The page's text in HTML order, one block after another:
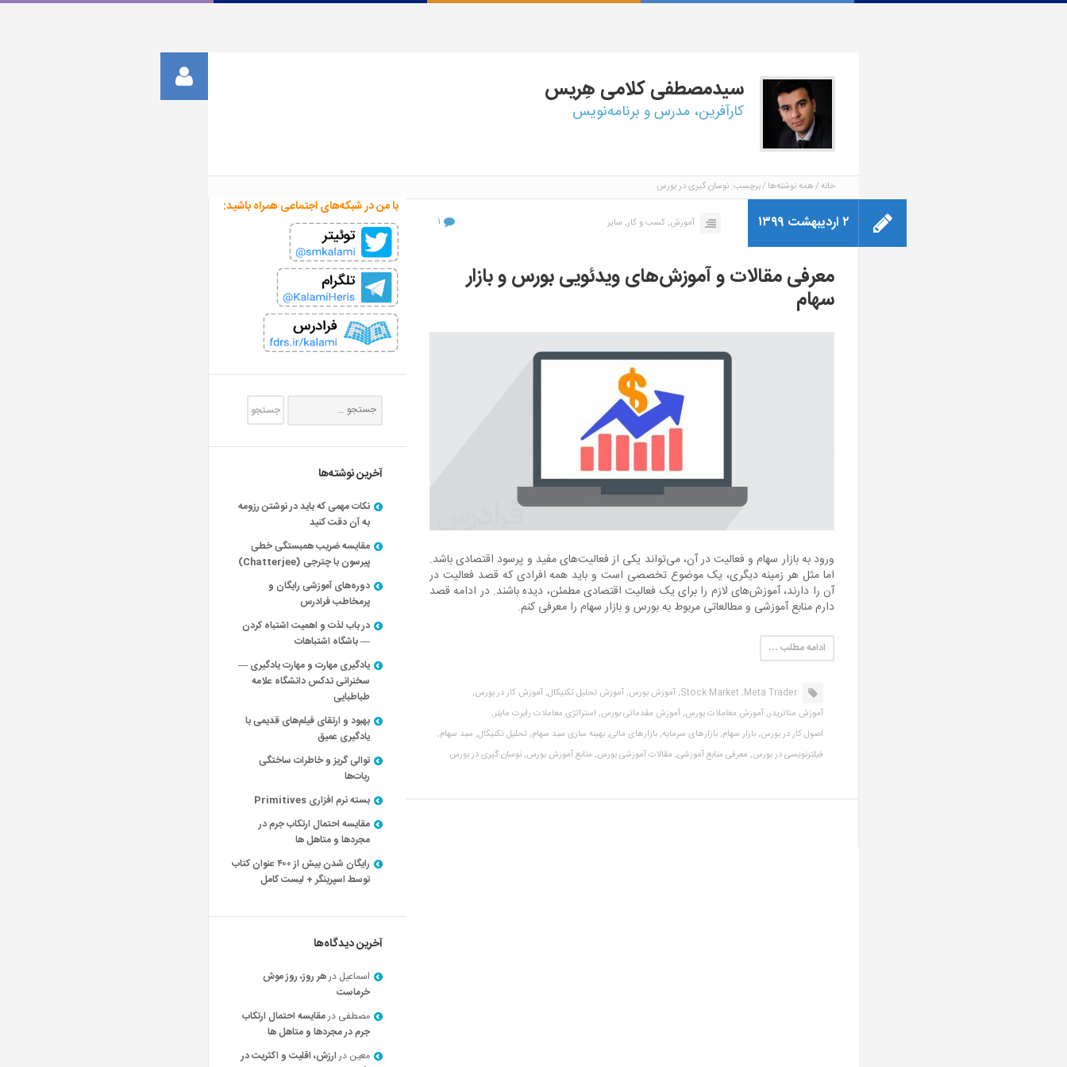
سیدمصطفیکلامی هِریس
کارآفرین، مدرس و برنامه‌نویس
خانه همه نوشته‌ها برچسب: نوسان گیری در بورس
۲ اردیبهشت ۱۳۹۹ آموزش,کسب و کار, سایر ۱
معرفی مقالات و آموزش‌های ویدئویی بورس و بازار
سهام
ورود به بازار سهام و فعالیت در آن، می‌تواند یکی از فعالیت‌های مفید و پرسود اقتصادی باشد.
اما مثل هر زمینه دیگری، یک موضوع تخصصی است و باید همه افرادی که قصد فعالیت در
آن را دارند، آموزش‌های لازم را برای یک فعالیت اقتصادی مطمئن، دیده باشند. در ادامه قصد
دارم منابع آموزشی و مطالعاتی مربوط به بورس و بازار سهام را معرفی کنم.
ادامه مطلب …
Meta Trader,
Stock Market, آموزش بورس,آموزش تحلیل تکنیکال,آموزش کار در بورس,
آموزش متاتریدر,آموزش معاملات بورس,آموزش مقدماتی بورس, استراتژی معاملات رابرت ماینر,
اصول کار در بورس,بازار سهام,بازارهای سرمایه,بازارهای مالی,بهینه سازی سبد سهام,تحلیل تکنیکال, سبد سهام,
فیلترنویسی در بورس, معرفی منابع آموزشی, مقالات آموزشی بورس, منابع آموزش بورس,نوسان گیری در بورس
با من در شبکه‌های اجتماعی همراه باشید:
آخرین نوشته‌ها
نکات مهمی که باید در نوشتن رزومه
به آن دقت کنید
مقایسه ضریب همبستگی خطی
پیرسون با چترجی (Chatterjee)
دوره‌های آموزشی رایگان و
پرمخاطب فرادرس
در باب لذت و اهمیت اشتباه کردن
— باشگاه اشتباهات
یادگیری مهارت و مهارت یادگیری —
سخنرانی تدکس دانشگاه علامه
طباطبایی
بهبود و ارتقای فیلم‌های قدیمی با
یادگیری عمیق
توالی گریز و خاطرات ساختگی
ربات‌ها
بسته نرم افزاری Primitives
مقایسه احتمال ارتکاب جرم در
مجردها و متاهل ها
رایگان شدن بیش از ۴۰۰ عنوان کتاب
توسط اسپرینگر + لیست کامل
آخرین دیدگاه‌ها
اسماعیل درهر روز، روز موش
خرماست
مصطفی درمقایسه احتمال ارتکاب
جرم در مجردها و متاهل ها
معین درارزش، اقلیت و اکثریت در